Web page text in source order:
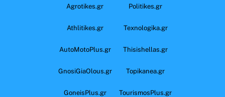
Agrotikes.gr Politikes.gr
Athlitikes.gr Texnologika.gr
AutoMotoPlus.gr Thisishellas.gr
GnosiGiaOlous.gr Topikanea.gr
GoneisPlus.gr TourismosPlus.gr